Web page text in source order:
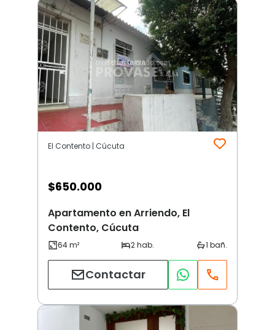
El Contento | Cúcuta
$650.000
Apartamento en Arriendo, El
Contento, Cúcuta
Contactar